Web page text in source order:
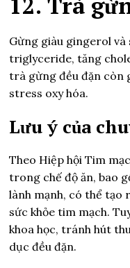
Gừng giàu gingerol và
triglyceride, tăng
trà gừng đều đặn còn
stress oxy hóa.
Lưu ý của
Theo Hiệp hội Tim
trong chế độ ăn, bao
lành mạnh, có thể tạo
sức khỏe tim mạch.
khoa học, tránh hút
dục đều đặn.